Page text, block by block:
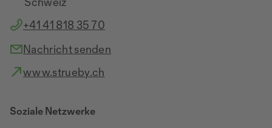
+41 41 818 35 70
Nachricht senden
www.strueby.ch
Soziale Netzwerke